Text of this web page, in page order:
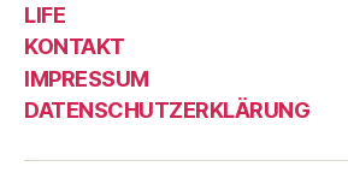
LIFE
KONTAKT
IMPRESSUM
DATENSCHUTZERKLÄRUNG